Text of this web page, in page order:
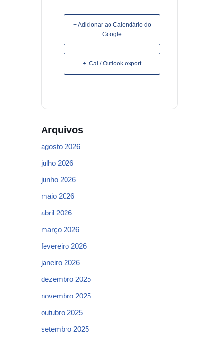
+ Adicionar ao Calendário do
Google
+ iCal / Outlook export
Arquivos
agosto 2026
julho 2026
junho 2026
maio 2026
abril 2026
março 2026
fevereiro 2026
janeiro 2026
dezembro 2025
novembro 2025
outubro 2025
setembro 2025